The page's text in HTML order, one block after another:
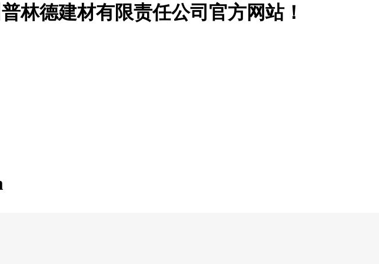
林德建材有限责任公司官方网站！